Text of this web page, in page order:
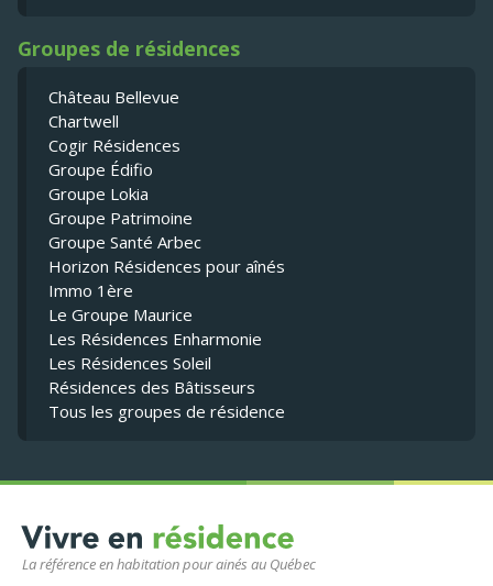
La référence en habitation pour ainés au Québec
Groupes de résidences
Château Bellevue
Chartwell
Cogir Résidences
Groupe Édifio
Groupe Lokia
Groupe Patrimoine
Groupe Santé Arbec
Horizon Résidences pour aînés
Immo 1ère
Le Groupe Maurice
Les Résidences Enharmonie
Les Résidences Soleil
Résidences des Bâtisseurs
Tous les groupes de résidence